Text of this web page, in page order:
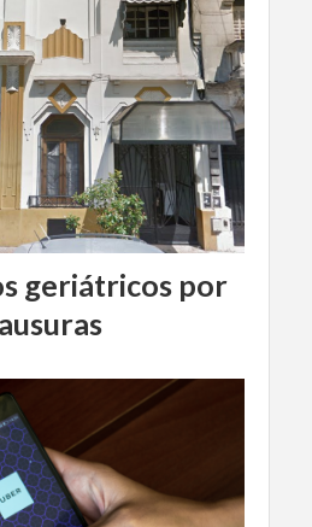
geriátricos por